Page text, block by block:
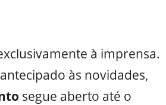
à imprensa.
às novidades,
segue aberto até o